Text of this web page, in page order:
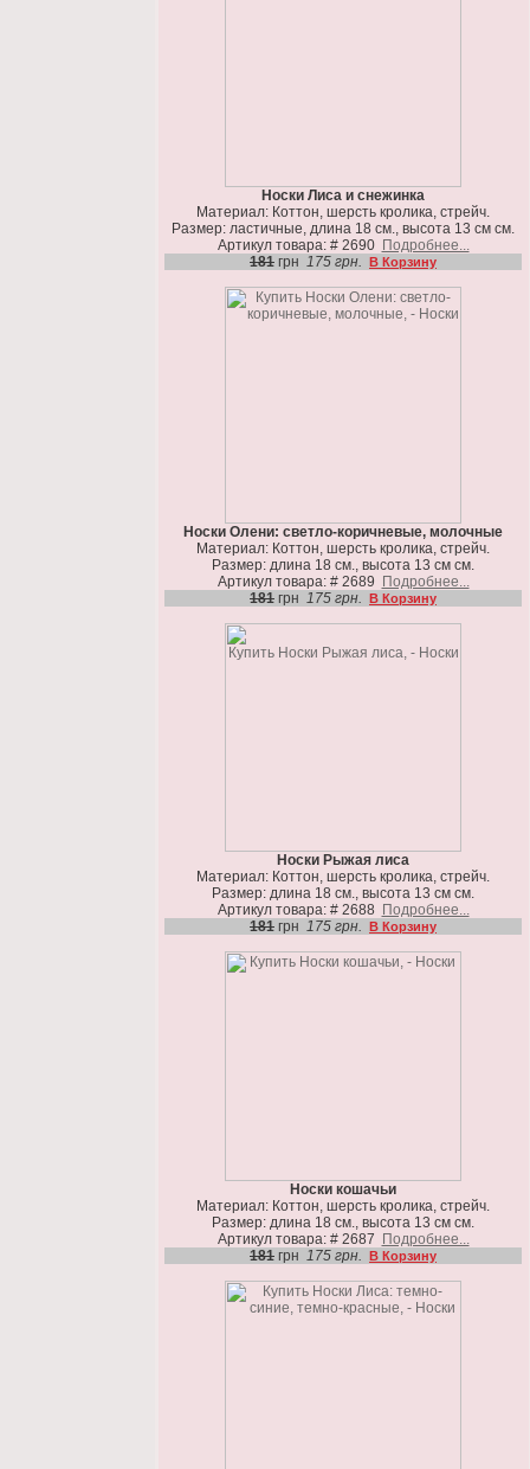
Носки Лиса и снежинка
Материал: Коттон, шерсть кролика, стрейч.
Размер: ластичные, длина 18 см., высота 13 см см.
Артикул товара: # 2690 Подробнее...
181 грн 175 грн. В Корзину
Носки Олени: светло-коричневые, молочные
Материал: Коттон, шерсть кролика, стрейч.
Размер: длина 18 см., высота 13 см см.
Артикул товара: # 2689
Подробнее...
181 грн 175 грн. В Корзину
Носки Рыжая лиса
Материал: Коттон, шерсть кролика, стрейч.
Размер: длина 18 см., высота 13 см см.
Артикул товара: # 2688
Подробнее...
181 грн 175 грн. В Корзину
Носки кошачьи
Материал: Коттон, шерсть кролика, стрейч.
Размер: длина 18 см., высота 13 см см.
Артикул товара: # 2687
Подробнее...
181 грн 175 грн. В Корзину